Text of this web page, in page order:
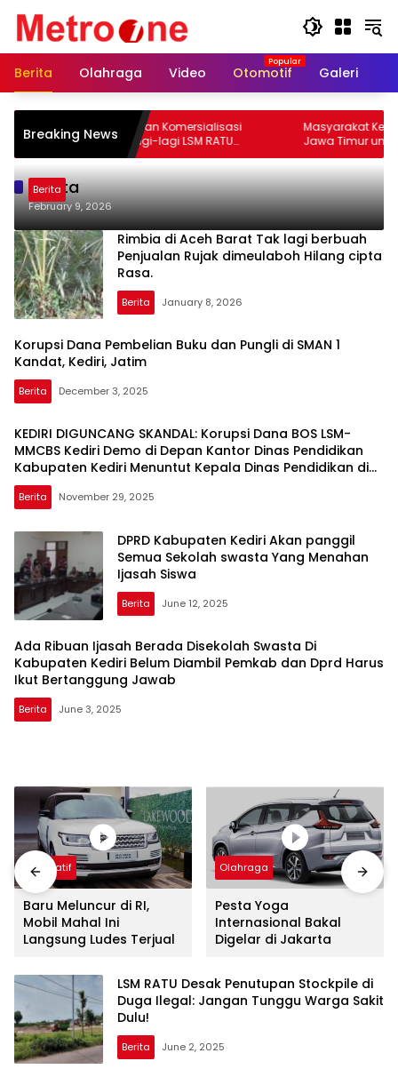
content
Berita
Olahraga Video Otomotif Galeri
Breaking News
Dugaan Pungli dan Komersialisasi
di Kediri, Lagi-lagi LSM RATU
Surat Pemberitahuan Aksi
ke Polrestabes Surabaya
Masyarakat Kediri Mendesak Gubernur
Jawa Timur untuk
Kediri Akibat Carut
di Kediri
Berita
Berita
February 9, 2026
Rimbia di Aceh Barat Tak lagi berbuah
Penjualan Rujak dimeulaboh Hilang cipta
Rasa.
Berita January 8, 2026
Korupsi Dana Pembelian Buku dan Pungli di SMAN 1
Kandat, Kediri, Jatim
Berita December 3, 2025
KEDIRI DIGUNCANG SKANDAL: Korupsi Dana BOS LSM-
MMCBS Kediri Demo di Depan Kantor Dinas Pendidikan
Kabupaten Kediri Menuntut Kepala Dinas Pendidikan di
Copot dari Jabatannya
Berita November 29, 2025
DPRD Kabupaten Kediri Akan panggil
Semua Sekolah swasta Yang Menahan
Ijasah Siswa
Berita June 12, 2025
Ada Ribuan Ijasah Berada Disekolah Swasta Di
Kabupaten Kediri Belum Diambil Pemkab dan Dprd Harus
Ikut Bertanggung Jawab
Berita June 3, 2025
Otomatif
Baru Meluncur di RI,
Mobil Mahal Ini
Langsung Ludes Terjual
Olahraga
Pesta Yoga
Internasional Bakal
Digelar di Jakarta
LSM RATU Desak Penutupan Stockpile di
Duga Ilegal: Jangan Tunggu Warga Sakit
Dulu!
Berita June 2, 2025